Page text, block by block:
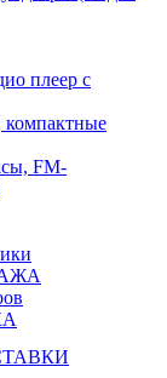
плеер с
FM-